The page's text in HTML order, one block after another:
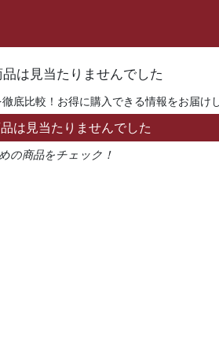
は見当たりませんでした
底比較！お得に購入できる情報をお届け
は見当たりませんでした
の商品をチェック！